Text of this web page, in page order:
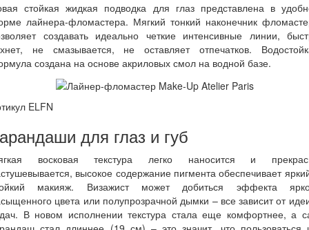
стойкая жидкая подводка для глаз представлена в
лайнера-фломастера. Мягкий тонкий наконечник
создавать идеально четкие интенсивные линии,
не смазывается, не оставляет отпечатков.
создана на основе акриловых смол на водной базе.
ELFN
для глаз и губ
восковая текстура легко наносится и
высокое содержание пигмента обеспечивает
макияж. Визажист может добиться эффекта
цвета или полупрозрачной дымки – все зависит от
В новом исполнении текстура стала еще комфортнее, а